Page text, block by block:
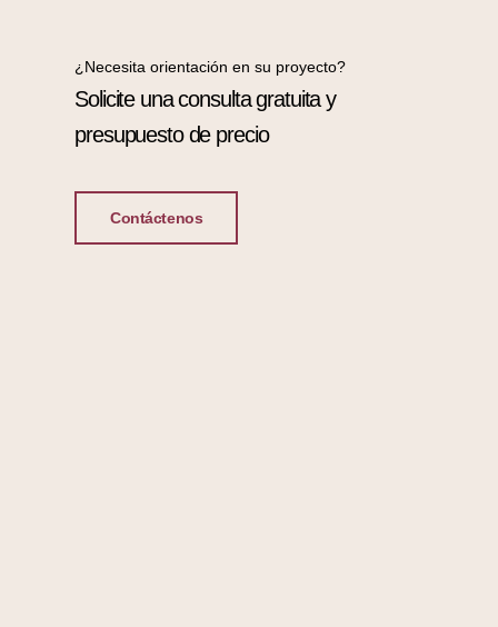
¿Necesita orientación en su proyecto?
Solicite una consulta gratuita y
presupuesto de precio
Contáctenos